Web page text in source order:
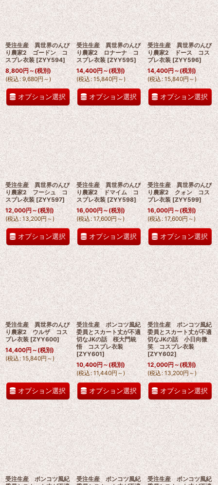
受注生産 異世界のんび
り農家2 ゴードン コ
スプレ衣装 [ZYY594]
8,800円～(税別)
(税込: 9,680円～)
オプション選択
受注生産 異世界のんび
り農家2 ロナーナ コ
スプレ衣装 [ZYY595]
14,400円～(税別)
(税込: 15,840円～)
オプション選択
受注生産 異世界のんび
り農家2 ドース コス
プレ衣装 [ZYY596]
14,400円～(税別)
(税込: 15,840円～)
オプション選択
受注生産 異世界のんび
り農家2 フーシュ コ
スプレ衣装 [ZYY597]
12,000円～(税別)
(税込: 13,200円～)
オプション選択
受注生産 異世界のんび
り農家2 ドマイム コ
スプレ衣装 [ZYY598]
16,000円～ (税別)
(税込: 17,600円～)
オプション選択
受注生産 異世界のんび
り農家2 クォン コス
プレ衣装 [ZYY599]
16,000円 ～(税別)
(税込: 17,600円～)
オプション選択
受注生産 異世界のんび
り農家2 ウルザ コス
プレ衣装 [ZYY600]
14,400円～(税別)
(税込: 15,840円～)
オプション選択
受注生産 ポンコツ風紀
委員とスカート丈が不適
切なJKの話 桜大門統
悟 コスプレ衣装
[ZYY601]
10,400円～(税別)
(税込: 11,440円～)
オプション選択
受注生産 ポンコツ風紀
委員とスカート丈が不適
切なJKの話 小日向微
笑 コスプレ衣装
[ZYY602]
12,000円～(税別)
(税込: 13,200円 ～)
オプション選択
受注生産 ポンコツ風紀
受注生産 ポンコツ風紀
受注生産 ポンコツ風紀